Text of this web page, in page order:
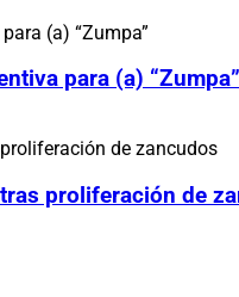
para (a) “Zumpa”
proliferación de